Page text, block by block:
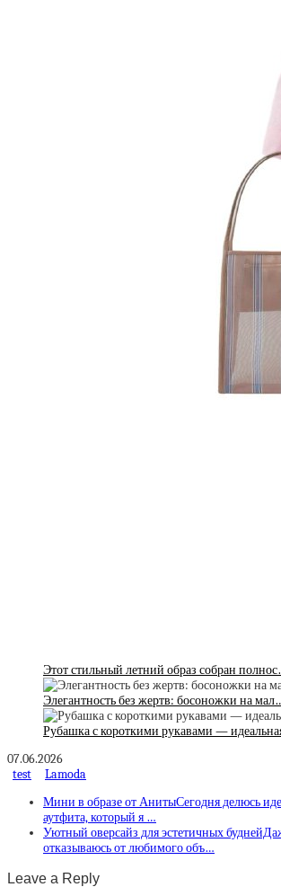
Этот стильный летний образ собран
Элегантность без жертв: босоножки на
Рубашка с короткими рукавами —
07.06.2026
test
Lamoda
Мини в образе от АнитыСегодня делюсь
аутфита, который я …
Уютный оверсайз для эстетичных
отказываюсь от любимого объ…
Leave a Reply